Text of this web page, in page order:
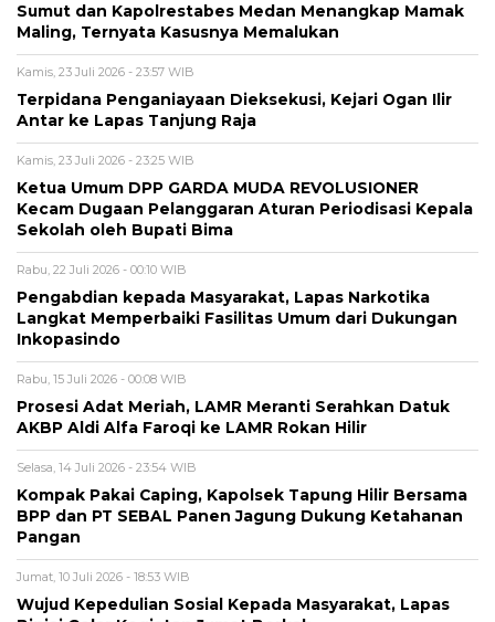
Sumut dan Kapolrestabes Medan Menangkap Mamak
Maling, Ternyata Kasusnya Memalukan
Kamis, 23 Juli 2026 - 23:57 WIB
Terpidana Penganiayaan Dieksekusi, Kejari Ogan Ilir
Antar ke Lapas Tanjung Raja
Kamis, 23 Juli 2026 - 23:25 WIB
Ketua Umum DPP GARDA MUDA REVOLUSIONER
Kecam Dugaan Pelanggaran Aturan Periodisasi Kepala
Sekolah oleh Bupati Bima
Rabu, 22 Juli 2026 - 00:10 WIB
Pengabdian kepada Masyarakat, Lapas Narkotika
Langkat Memperbaiki Fasilitas Umum dari Dukungan
Inkopasindo
Rabu, 15 Juli 2026 - 00:08 WIB
Prosesi Adat Meriah, LAMR Meranti Serahkan Datuk
AKBP Aldi Alfa Faroqi ke LAMR Rokan Hilir
Selasa, 14 Juli 2026 - 23:54 WIB
Kompak Pakai Caping, Kapolsek Tapung Hilir Bersama
BPP dan PT SEBAL Panen Jagung Dukung Ketahanan
Pangan
Jumat, 10 Juli 2026 - 18:53 WIB
Wujud Kepedulian Sosial Kepada Masyarakat, Lapas